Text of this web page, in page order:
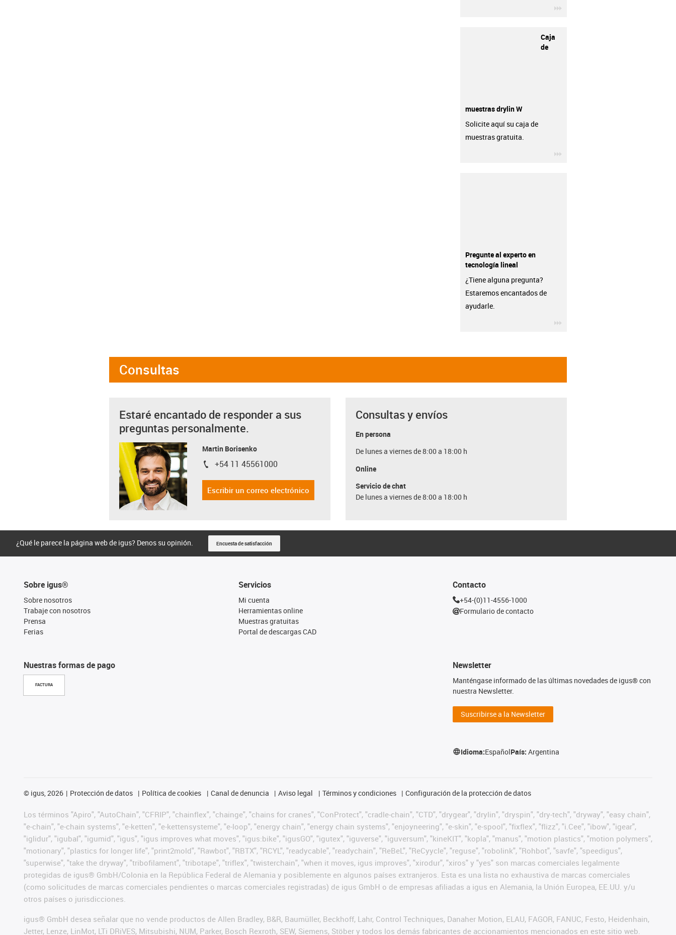
Caja
de
muestras drylin W
Solicite aquí su caja de
muestras gratuita.
Pregunte al experto en
tecnología lineal
¿Tiene alguna pregunta?
Estaremos encantados de
ayudarle.
Consultas
Estaré encantado de responder a sus
preguntas personalmente.
Martin Borisenko
igus-icon-phone
+54 11 45561000
Escribir un correo electrónico
Consultas y envíos
En persona
De lunes a viernes de 8:00 a 18:00 h
Online
Servicio de chat
De lunes a viernes de 8:00 a 18:00 h
¿Qué le parece la página web de igus? Denos su opinión. Encuesta de satisfacción
Sobre igus®
Sobre nosotros
Trabaje con nosotros
Prensa
Ferias
Nuestras formas de pago
FACTURA
Servicios
Mi cuenta
Herramientas online
Muestras gratuitas
Portal de descargas CAD
Contacto
+54-(0)11-4556-1000
Formulario de contacto
Newsletter
Manténgase informado de las últimas novedades de igus® con
nuestra Newsletter.
Suscribirse a la Newsletter
Idioma:EspañolPaís:Argentina
© igus, 2026 Protección de datos Política de cookies Canal de denuncia Aviso legal Términos y condiciones Configuración de la protección de datos
Los términos "Apiro", "AutoChain", "CFRIP", "chainflex", "chainge", "chains for cranes", "ConProtect", "cradle-chain", "CTD", "drygear", "drylin", "dryspin", "dry-tech", "dryway", "easy chain",
"e-chain", "e-chain systems", "e-ketten", "e-kettensysteme", "e-loop", "energy chain", "energy chain systems", "enjoyneering", "e-skin", "e-spool", "fixflex", "flizz", "i.Cee", "ibow", "igear",
"iglidur", "igubal", "igumid", "igus", "igus improves what moves", "igus:bike", "igusGO", "igutex", "iguverse", "iguversum", "kineKIT", "kopla", "manus", "motion plastics", "motion polymers",
"motionary", "plastics for longer life", "print2mold", "Rawbot", "RBTX", "RCYL", "readycable", "readychain", "ReBeL", "ReCyycle", "reguse", "robolink", "Rohbot", "savfe", "speedigus",
"superwise", "take the dryway", "tribofilament", "tribotape", "triflex", "twisterchain", "when it moves, igus improves", "xirodur", "xiros" y "yes" son marcas comerciales legalmente
protegidas de igus® GmbH/Colonia en la República Federal de Alemania y posiblemente en algunos países extranjeros. Esta es una lista no exhaustiva de marcas comerciales
(como solicitudes de marcas comerciales pendientes o marcas comerciales registradas) de igus GmbH o de empresas afiliadas a igus en Alemania, la Unión Europea, EE.UU. y/u
otros países o jurisdicciones.
igus® GmbH desea señalar que no vende productos de Allen Bradley, B&R, Baumüller, Beckhoff, Lahr, Control Techniques, Danaher Motion, ELAU, FAGOR, FANUC, Festo, Heidenhain,
Jetter, Lenze, LinMot, LTi DRiVES, Mitsubishi, NUM, Parker, Bosch Rexroth, SEW, Siemens, Stöber y todos los demás fabricantes de accionamientos mencionados en este sitio web.